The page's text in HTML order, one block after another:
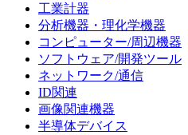
工業計器
分析機器・理化学機器
コンピューター/周辺機器
ソフトウェア/開発ツール
ネットワーク/通信
ID関連
画像関連機器
半導体デバイス